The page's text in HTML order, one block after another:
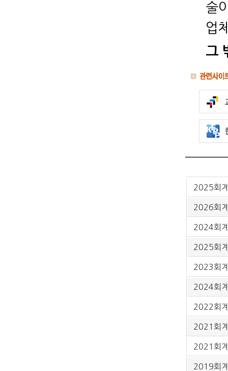
술
업
그
2025회
2026회
2024회
2025회
2023회
2024회
2022회
2021회
2021회
2019회